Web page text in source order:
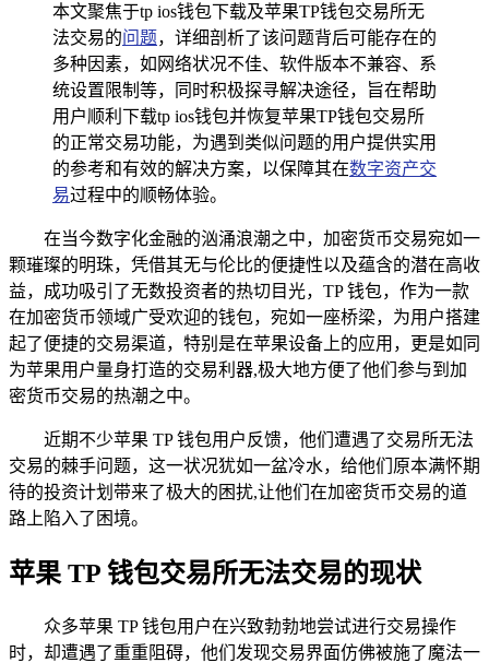
本文聚焦于tp ios钱包下载及苹果TP钱包交易所无
法交易的问题，详细剖析了该问题背后可能存在的
多种因素，如网络状况不佳、软件版本不兼容、系
统设置限制等，同时积极探寻解决途径，旨在帮助
用户顺利下载tp ios钱包并恢复苹果TP钱包交易所
的正常交易功能，为遇到类似问题的用户提供实用
的参考和有效的解决方案，以保障其在数字资产交
易过程中的顺畅体验。
在当今数字化金融的汹涌浪潮之中，加密货币交易宛如一
颗璀璨的明珠，凭借其无与伦比的便捷性以及蕴含的潜在高收
益，成功吸引了无数投资者的热切目光，TP 钱包，作为一款
在加密货币领域广受欢迎的钱包，宛如一座桥梁，为用户搭建
起了便捷的交易渠道，特别是在苹果设备上的应用，更是如同
为苹果用户量身打造的交易利器,极大地方便了他们参与到加
密货币交易的热潮之中。
近期不少苹果 TP 钱包用户反馈，他们遭遇了交易所无法
交易的棘手问题，这一状况犹如一盆冷水，给他们原本满怀期
待的投资计划带来了极大的困扰,让他们在加密货币交易的道
路上陷入了困境。
苹果 TP 钱包交易所无法交易的现状
众多苹果 TP 钱包用户在兴致勃勃地尝试进行交易操作
时，却遭遇了重重阻碍，他们发现交易界面仿佛被施了魔法一